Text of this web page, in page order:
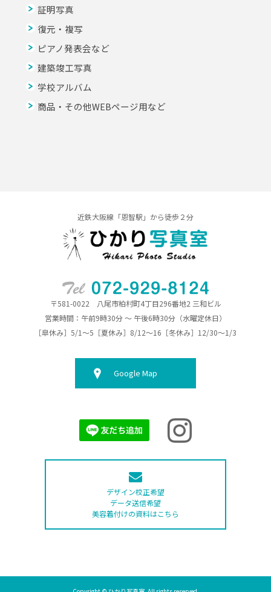
証明写真
復元・複写
ピアノ発表会など
建築竣工写真
学校アルバム
商品・その他WEBページ用など
近鉄大阪線「恩智駅」から徒歩２分
〒581-0022 八尾市柏村町4丁目296番地2 三和ビル
営業時間：午前9時30分 ～ 午後6時30分（水曜定休日）
［皐休み］5/1～5［夏休み］8/12～16［冬休み］12/30～1/3
Google Map
デザイン校正希望
データ送信希望
美容着付けの資料はこちら